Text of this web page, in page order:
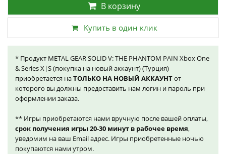
В корзину
Купить в один клик
* Продукт METAL GEAR SOLID V: THE PHANTOM PAIN Xbox One
& Series X|S (покупка на новый аккаунт) (Турция)
приобретается наТОЛЬКО НА НОВЫЙ АККАУНТот
которого вы должны предоставить нам логин и пароль при
оформлении заказа.
** Игры приобретаются нами вручную после вашей оплаты,
срок получения игры 20-30 минут в рабочее время,
уведомим на ваш Email адрес. Игры приобретенные ночью
покупаются нами утром.